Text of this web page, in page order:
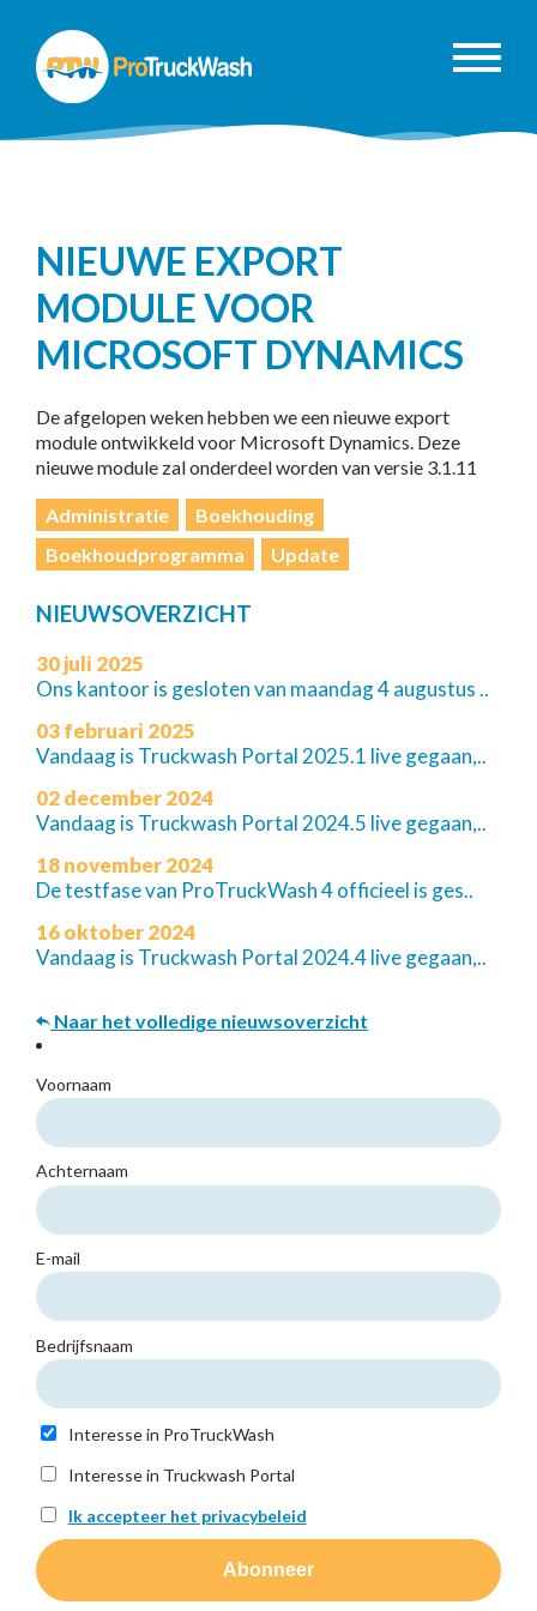
NIEUWE EXPORT
MODULE VOOR
MICROSOFT DYNAMICS
De afgelopen weken hebben we een nieuwe export
module ontwikkeld voor Microsoft Dynamics. Deze
nieuwe module zal onderdeel worden van versie 3.1.11
Administratie
Boekhouding
Boekhoudprogramma
Update
NIEUWSOVERZICHT
30 juli 2025
Ons kantoor is gesloten van maandag 4 augustus ..
03 februari 2025
Vandaag is Truckwash Portal 2025.1 live gegaan,..
02 december 2024
Vandaag is Truckwash Portal 2024.5 live gegaan,..
18 november 2024
De testfase van ProTruckWash 4 officieel is ges..
16 oktober 2024
Vandaag is Truckwash Portal 2024.4 live gegaan,..
Naar het volledige nieuwsoverzicht
Voornaam
Achternaam
E-mail
Bedrijfsnaam
Interesse in ProTruckWash
Interesse in Truckwash Portal
Ik accepteer het privacybeleid